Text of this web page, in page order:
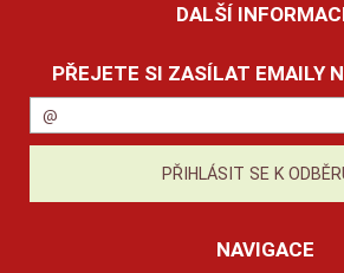
DALŠÍ
PŘEJETE SI ZASÍLAT EMAILY
NAVIGACE